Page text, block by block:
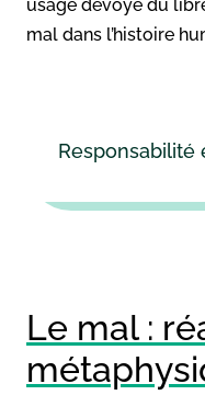
usage dévoyé du
mal dans l’histoire
Responsabilité
Le mal :